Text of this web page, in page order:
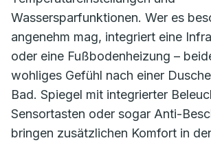
Wassersparfunktionen. Wer es
angenehm mag, integriert eine
oder eine Fußbodenheizung –
wohliges Gefühl nach einer
Bad. Spiegel mit integrierter
Sensortasten oder sogar Anti-
bringen zusätzlichen Komfort in